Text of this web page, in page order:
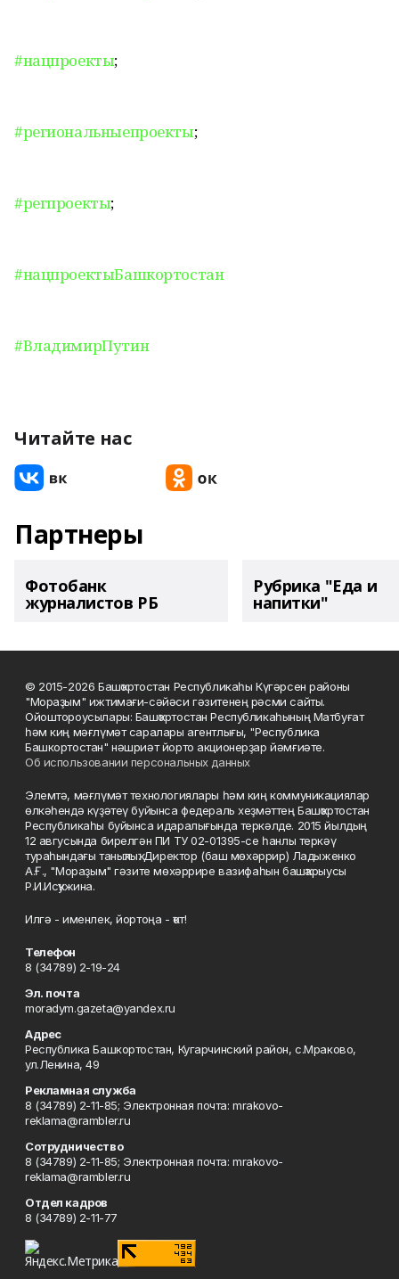
#нацпроекты;
#региональныепроекты;
#регпроекты;
#нацпроектыБашкортостан
#ВладимирПутин
Читайте нас
Партнеры
Фотобанк
журналистов РБ
Рубрика "Еда и
напитки"
© 2015-2026 Башҡортостан Республикаһы Күгәрсен районы
"Мораҙым" ижтимағи-сәйәси гәзитенең рәсми сайты.
Ойоштороусылары: Башҡортостан Республикаһының Матбуғат
һәм киң мәғлүмәт саралары агентлығы, "Республика
Башкортостан" нәшриәт йорто акционерҙар йәмғиәте.
Об использовании персональных данных
Элемтә, мәғлүмәт технологиялары һәм киң коммуникациялар
өлкәһендә күҙәтеү буйынса федераль хеҙмәттең Башҡортостан
Республикаһы буйынса идаралығында теркәлде. 2015 йылдың
12 авгусында бирелгән ПИ ТУ 02-01395-се һанлы теркәү
тураһындағы таныҡлыҡ. Директор (баш мөхәррир) Ладыженко
А.Ғ., "Мораҙым" гәзите мөхәррире вазифаһын башҡарыусы
Р.И.Исҡужина.
Илгә - именлек, йортоңа - ҡот!
Телефон
8 (34789) 2-19-24
Эл. почта
moradym.gazeta@yandex.ru
Адрес
Республика Башкортостан, Кугарчинский район, с.Мраково,
ул.Ленина, 49
Рекламная служба
8 (34789) 2-11-85; Электронная почта: mrakovo-
reklama@rambler.ru
Сотрудничество
8 (34789) 2-11-85; Электронная почта: mrakovo-
reklama@rambler.ru
Отдел кадров
8 (34789) 2-11-77